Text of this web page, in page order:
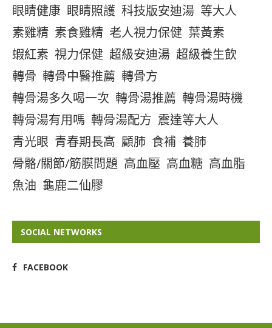
眼睛健康 眼睛照護 科技版安迪湯 等大人
素雞精 素食雞精 老人視力保健 葉黃素
蝦紅素 視力保健 超級安迪湯 超級養生飲
轉骨 轉骨中醫推薦 轉骨方
轉骨湯多久喝一次 轉骨湯推薦 轉骨湯時機
轉骨湯有用嗎 轉骨湯配方 震達等大人
青光眼 青春期長高 顧肺 食補 養肺
骨骼/關節/筋膜問題 高血壓 高血糖 高血脂
魚油 龜鹿二仙膠
SOCIAL NETWORKS
FACEBOOK